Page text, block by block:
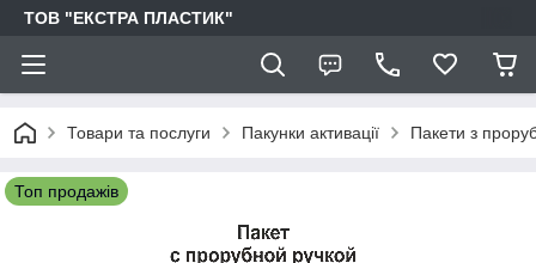
ТОВ "ЕКСТРА ПЛАСТИК"
Товари та послуги Пакунки активації Пакети з
Топ продажів